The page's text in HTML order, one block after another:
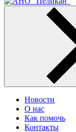
Новости
О нас
Как помочь
Контакты